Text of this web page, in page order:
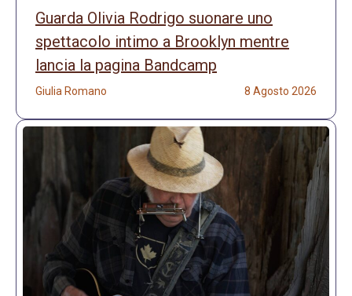
Guarda Olivia Rodrigo suonare uno
spettacolo intimo a Brooklyn mentre
lancia la pagina Bandcamp
Giulia Romano 8 Agosto 2026